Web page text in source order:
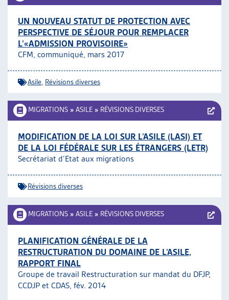
UN NOUVEAU STATUT DE PROTECTION AVEC
PERSPECTIVE DE SÉJOUR POUR REMPLACER
L’«ADMISSION PROVISOIRE»
CFM, communiqué, mars 2017
Asile Révisions diverses
MIGRATIONS » ASILE » RÉVISIONS DIVERSES
MODIFICATION DE LA LOI SUR L’ASILE (LASI) ET
DE LA LOI FÉDÉRALE SUR LES ÉTRANGERS (LETR)
Secrétariat d’Etat aux migrations
Révisions diverses
MIGRATIONS » ASILE » RÉVISIONS DIVERSES
PLANIFICATION GÉNÉRALE DE LA
RESTRUCTURATION DU DOMAINE DE L’ASILE,
RAPPORT FINAL
Groupe de travail Restructuration sur mandat du DFJP,
CCDJP et CDAS, fév. 2014